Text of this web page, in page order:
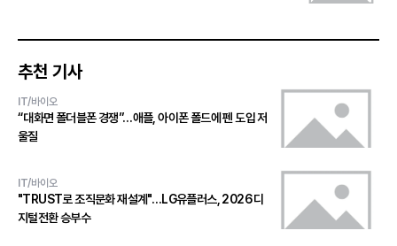
추천 기사
IT/바이오
“대화면 폴더블폰 경쟁”…애플, 아이폰 폴드에 펜 도입 저
울질
IT/바이오
"TRUST로 조직문화 재설계"…LG유플러스, 2026 디
지털전환 승부수